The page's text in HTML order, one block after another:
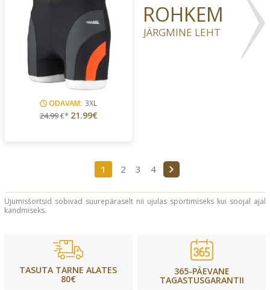
ODAVAM: 3XL
24.99€* 21.99€
ROHKEM
JÄRGMINE LEHT
1 2 3 4
Ujumisšortsid sobivad suurepäraselt nii ujulas sportimiseks kui soojal ajal
kandmiseks.
TASUTA TARNE ALATES
80€
365-PÄEVANE
TAGASTUSGARANTII